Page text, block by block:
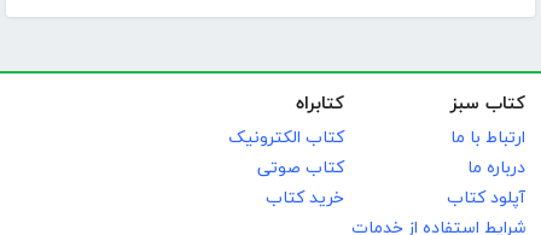
کتاب سبز
ارتباط با ما
درباره ما
آپلود کتاب
شرایط استفاده از خدمات
کتابراه
کتاب الکترونیک
کتاب صوتی
خرید کتاب